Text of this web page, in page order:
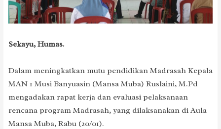
Sekayu, Humas.
Dalam meningkatkan mutu pendidikan Madrasah Kepala
MAN 1 Musi Banyuasin (Mansa Muba) Ruslaini, M.Pd
mengadakan rapat kerja dan evaluasi pelaksanaan
rencana program Madrasah, yang dilaksanakan di Aula
Mansa Muba, Rabu (20/01).